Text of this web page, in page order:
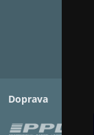
Materiál šasi
Doprava